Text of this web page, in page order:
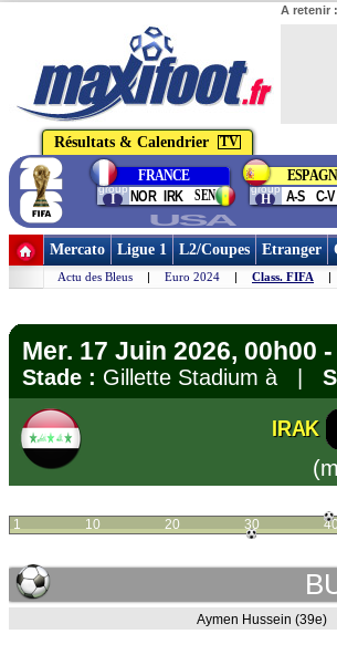
A retenir :
Résultats & Calendrier TV
group
I
FRANCE
SEN
NOR IRK group
H A-S C-V
USA
Mercato Ligue 1 L2/Coupes Etranger
Actu des Bleus | Euro 2024 | Class. FIFA |
Mer. 17 Juin 2026, 00h00
Stade : Gillette Stadium à |
IRAK
1 10 20 30 40
Aymen Hussein (39e)